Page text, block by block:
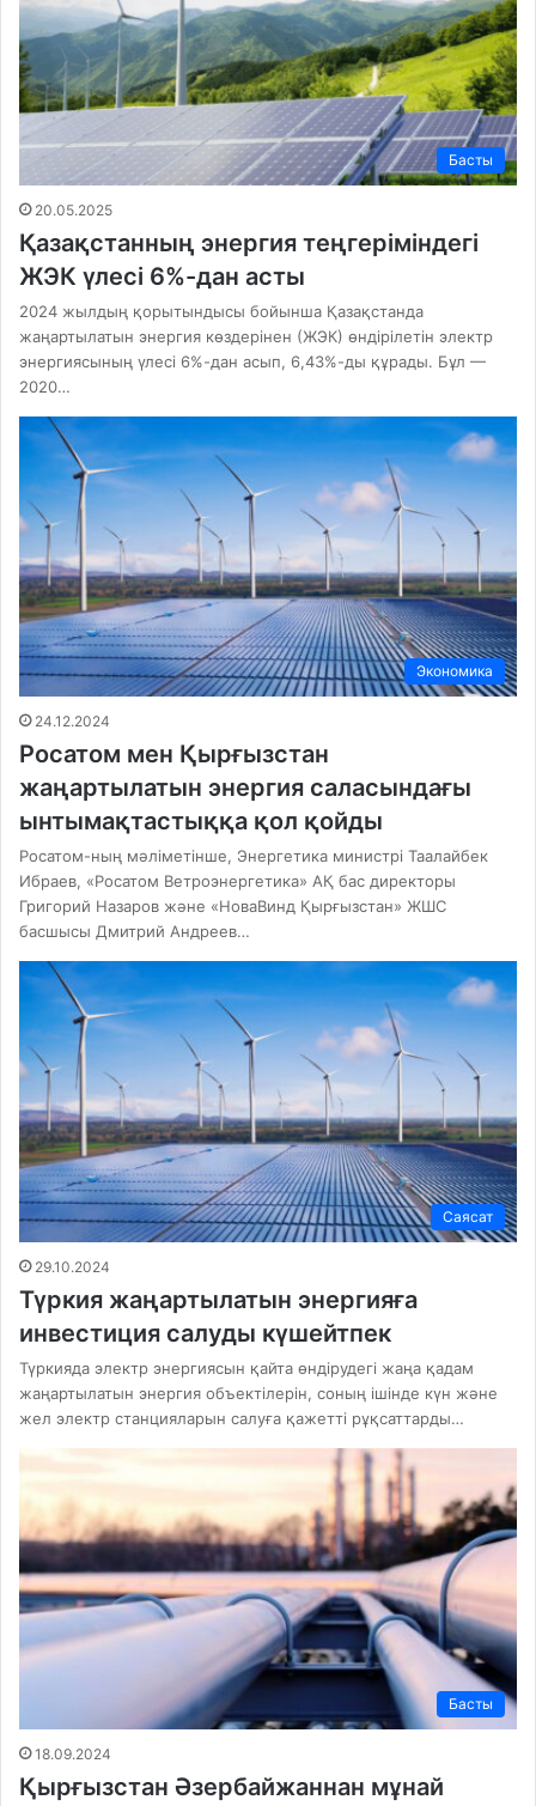
Басты
20.05.2025
Қазақстанның энергия теңгеріміндегі
ЖЭК үлесі 6%-дан асты
2024 жылдың қорытындысы бойынша Қазақстанда
жаңартылатын энергия көздерінен (ЖЭК) өндірілетін электр
энергиясының үлесі 6%-дан асып, 6,43%-ды құрады. Бұл —
2020…
Экономика
24.12.2024
Росатом мен Қырғызстан
жаңартылатын энергия саласындағы
ынтымақтастыққа қол қойды
Росатом-ның мәліметінше, Энергетика министрі Таалайбек
Ибраев, «Росатом Ветроэнергетика» АҚ бас директоры
Григорий Назаров және «НоваВинд Қырғызстан» ЖШС
басшысы Дмитрий Андреев…
Саясат
29.10.2024
Түркия жаңартылатын энергияға
инвестиция салуды күшейтпек
Түркияда электр энергиясын қайта өндірудегі жаңа қадам
жаңартылатын энергия объектілерін, соның ішінде күн және
жел электр станцияларын салуға қажетті рұқсаттарды…
Басты
18.09.2024
Қырғызстан Әзербайжаннан мұнай